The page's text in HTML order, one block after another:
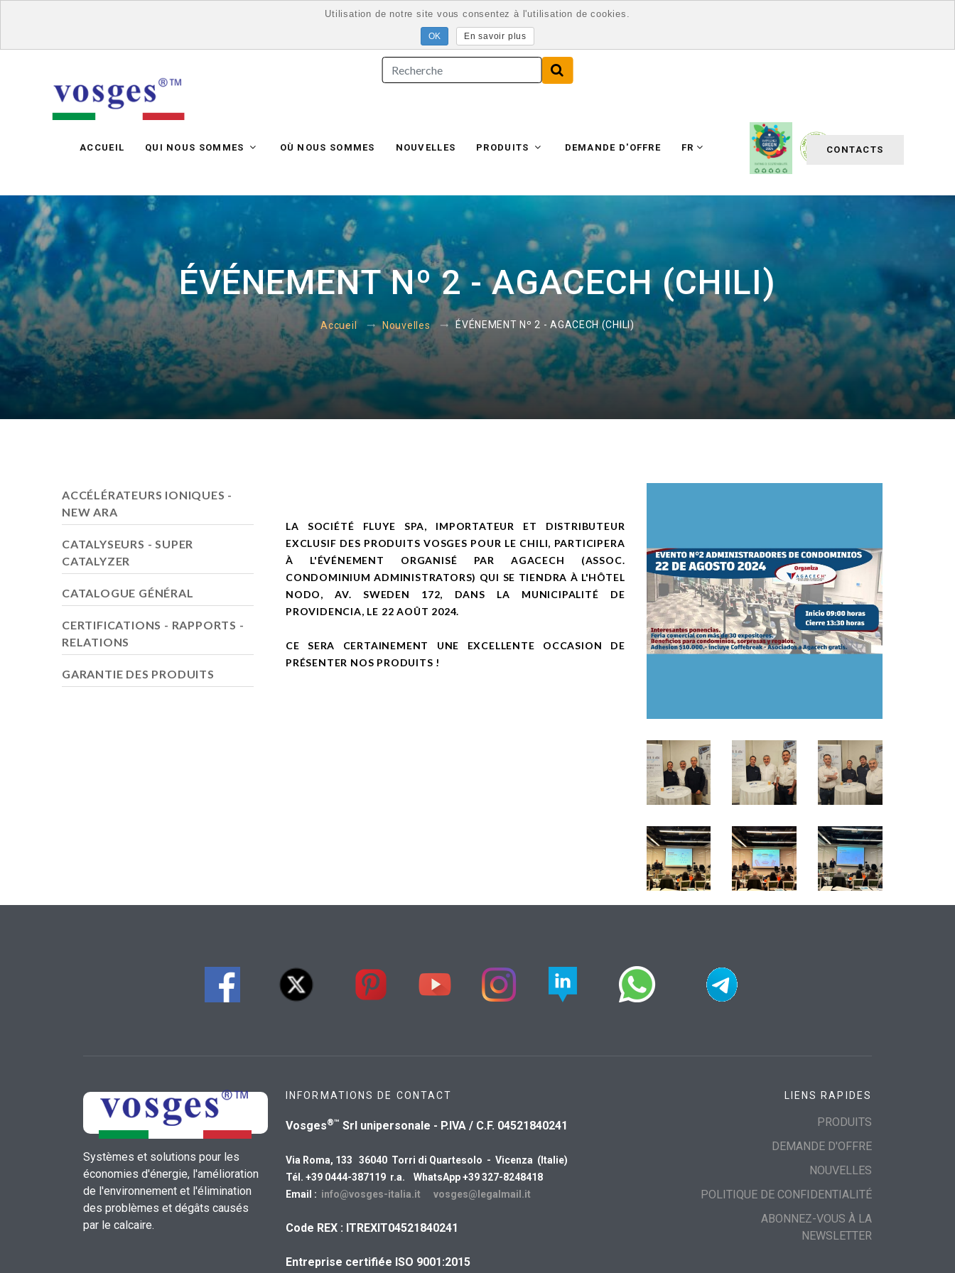
CONTACTS
ACCUEIL QUI NOUS SOMMES OÙ NOUS SOMMES NOUVELLES PRODUITS DEMANDE D'OFFRE FR
ÉVÉNEMENT Nº 2 - AGACECH (CHILI)
Accueil Nouvelles ÉVÉNEMENT Nº 2 - AGACECH (CHILI)
LA SOCIÉTÉ FLUYE SPA, IMPORTATEUR ET DISTRIBUTEUR
EXCLUSIF DES PRODUITS VOSGES POUR LE CHILI, PARTICIPERA
À L'ÉVÉNEMENT ORGANISÉ PAR AGACECH (ASSOC.
CONDOMINIUM ADMINISTRATORS) QUI SE TIENDRA À L'HÔTEL
NODO, AV. SWEDEN 172, DANS LA MUNICIPALITÉ DE
PROVIDENCIA, LE 22 AOÛT 2024.
CE SERA CERTAINEMENT UNE EXCELLENTE OCCASION DE
PRÉSENTER NOS PRODUITS !
ACCÉLÉRATEURS IONIQUES -
NEW ARA
CATALYSEURS - SUPER
CATALYZER
CATALOGUE GÉNÉRAL
CERTIFICATIONS - RAPPORTS -
RELATIONS
GARANTIE DES PRODUITS
Systèmes et solutions pour les
économies d'énergie, l'amélioration
de l'environnement et l'élimination
des problèmes et dégâts causés
par le calcaire.
INFORMATIONS DE CONTACT
Vosges®™ Srl unipersonale - P.IVA / C.F. 04521840241
Via Roma, 133 36040 Torri di Quartesolo - Vicenza (Italie)
Tél. +39 0444-387119 r.a. WhatsApp +39 327-8248418
Email : info@vosges-italia.it vosges@legalmail.it
Code REX : ITREXIT04521840241
Entreprise certifiée ISO 9001:2015
LIENS RAPIDES
PRODUITS
DEMANDE D'OFFRE
NOUVELLES
POLITIQUE DE CONFIDENTIALITÉ
ABONNEZ-VOUS À LA
NEWSLETTER
Utilisation de notre site vous consentez à l'utilisation de cookies.
En savoir plus